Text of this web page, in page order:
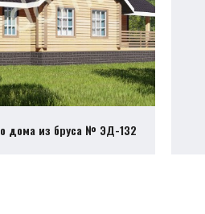
дома из бруса № ЭД-132